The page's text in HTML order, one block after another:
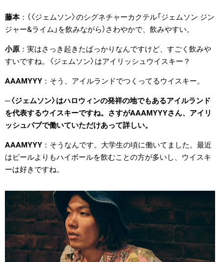
藤本
（〈ジェムソン〉のシグネチャーカクテル「ジェムソン ジン
ジャー&ライム」を飲みながら）さわやかで、飲みやすい。
小原
実はさっき起きたばっかりなんですけど、すごく飲みや
すいですね。〈ジェムソン〉はアイリッシュウイスキー？
AAAMYYY そう、アイルランドでつくってるウイスキー。
〈ジェムソン〉はハロウィンの発祥の地でもあるアイルランド
を代表するウイスキーですね。さすがAAAMYYYさん、アイリ
ッシュパブで働いていただけあって詳しい。
AAAMYYY
そうなんです。大学生の頃に働いてました。最近
はビールよりもハイボールを飲むことの方が多いし、ウイスキ
ーは好きですね。